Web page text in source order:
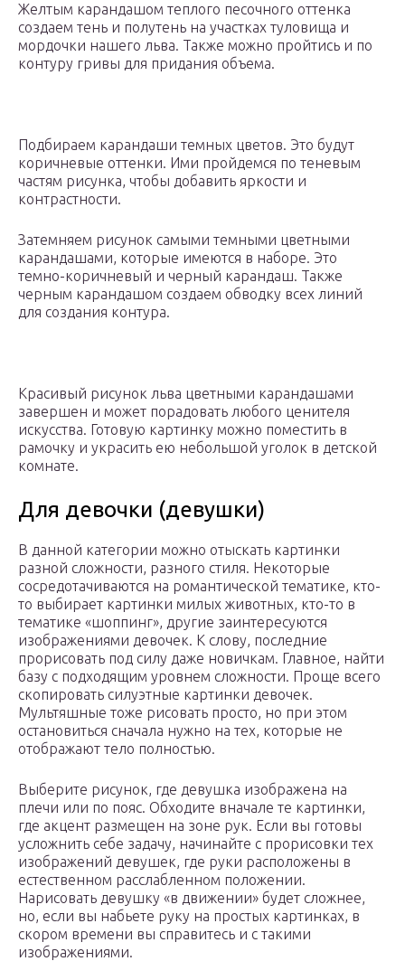
Желтым карандашом теплого песочного оттенка
создаем тень и полутень на участках туловища и
мордочки нашего льва. Также можно пройтись и по
контуру гривы для придания объема.
Подбираем карандаши темных цветов. Это будут
коричневые оттенки. Ими пройдемся по теневым
частям рисунка, чтобы добавить яркости и
контрастности.
Затемняем рисунок самыми темными цветными
карандашами, которые имеются в наборе. Это
темно-коричневый и черный карандаш. Также
черным карандашом создаем обводку всех линий
для создания контура.
Красивый рисунок льва цветными карандашами
завершен и может порадовать любого ценителя
искусства. Готовую картинку можно поместить в
рамочку и украсить ею небольшой уголок в детской
комнате.
Для девочки (девушки)
В данной категории можно отыскать картинки
разной сложности, разного стиля. Некоторые
сосредотачиваются на романтической тематике, кто-
то выбирает картинки милых животных, кто-то в
тематике «шоппинг», другие заинтересуются
изображениями девочек. К слову, последние
прорисовать под силу даже новичкам. Главное, найти
базу с подходящим уровнем сложности. Проще всего
скопировать силуэтные картинки девочек.
Мультяшные тоже рисовать просто, но при этом
остановиться сначала нужно на тех, которые не
отображают тело полностью.
Выберите рисунок, где девушка изображена на
плечи или по пояс. Обходите вначале те картинки,
где акцент размещен на зоне рук. Если вы готовы
усложнить себе задачу, начинайте с прорисовки тех
изображений девушек, где руки расположены в
естественном расслабленном положении.
Нарисовать девушку «в движении» будет сложнее,
но, если вы набьете руку на простых картинках, в
скором времени вы справитесь и с такими
изображениями.